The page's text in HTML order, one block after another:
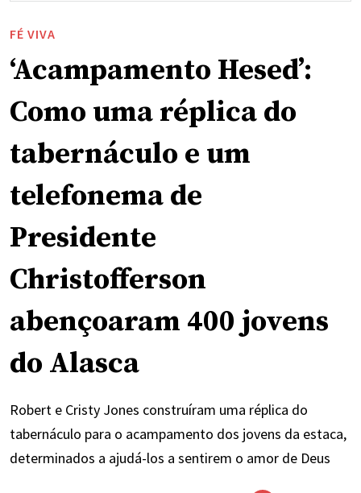
FÉ VIVA
‘Acampamento Hesed’:
Como uma réplica do
tabernáculo e um
telefonema de
Presidente
Christofferson
abençoaram 400 jovens
do Alasca
Robert e Cristy Jones construíram uma réplica do
tabernáculo para o acampamento dos jovens da estaca,
determinados a ajudá-los a sentirem o amor de Deus